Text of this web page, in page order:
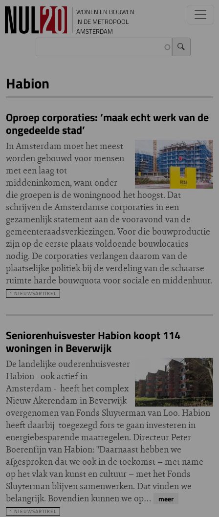
Overslaan en naar de inhoud gaan
WONEN EN BOUWEN
IN DE METROPOOL
AMSTERDAM
Habion
Oproep corporaties: ‘maak echt werk van de
ongedeelde stad’
In Amsterdam moet het meest
worden gebouwd voor mensen
met een laag tot
middeninkomen, want onder
die groepen is de woningnood het hoogst. Dat
schrijven de Amsterdamse corporaties in een
gezamenlijk statement aan de vooravond van de
gemeenteraadsverkiezingen. Voor die bouwproductie
zijn op de eerste plaats voldoende bouwlocaties
nodig. De corporaties verlangen daarom van de
plaatselijke politiek bij de verdeling van de schaarse
ruimte harde bouwquota voor sociale en middenhuur.
1 NIEUWSARTIKEL
Seniorenhuisvester Habion koopt 114
woningen in Beverwijk
De landelijke ouderenhuisvester
Habion - ook actief in
Amsterdam - heeft het complex
Nieuw Akerendam in Beverwijk
overgenomen van Fonds Sluyterman van Loo. Habion
heeft daarbij toegezegd fors te gaan investeren in
energiebesparende maatregelen. Directeur Peter
Boerenfijn van Habion: "Daarnaast hebben we
afgesproken dat we ook in de toekomst – met name
op het vlak van kunst en cultuur – met het Fonds
Sluyterman blijven samenwerken. Dat vinden we
belangrijk. Bovendien kunnen we op…
meer
1 NIEUWSARTIKEL